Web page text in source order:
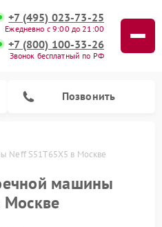
+7 (495) 023-73-25
Ежедневно с 9:00 до 21:00
+7 (800) 100-33-26
Звонок бесплатный по РФ
Позвонить
Neff S51T65X5 в Москве
машины